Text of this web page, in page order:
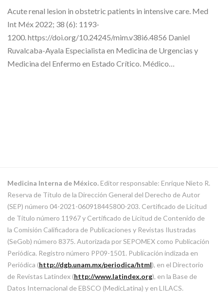
Acute renal lesion in obstetric patients in intensive care. Med
Int Méx 2022; 38 (6): 1193-
1200. https://doi.org/10.24245/mim.v38i6.4856 Daniel
Ruvalcaba-Ayala Especialista en Medicina de Urgencias y
Medicina del Enfermo en Estado Crítico. Médico…
Medicina Interna de México.Editor responsable: Enrique Nieto R.
Reserva de Título de la Dirección General del Derecho de Autor
(SEP) número 04-2021-060918445800-203. Certificado de Licitud
de Título número 11967 y Certificado de Licitud de Contenido de
la Comisión Calificadora de Publicaciones y Revistas Ilustradas
(SeGob) número 8375. Autorizada por SEPOMEX como Publicación
Periódica. Registro número PP09-1501. Publicación indizada en
Periódica (http://dgb.unam.mx/periodica/html), en el Directorio
de Revistas Latindex (http://www.latindex.org), en la Base de
Datos Internacional de EBSCO (MedicLatina) y en LILACS.